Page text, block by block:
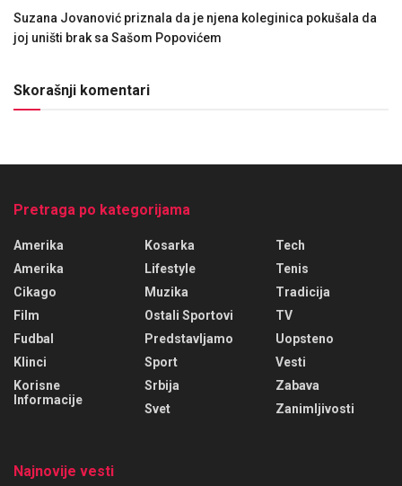
Suzana Jovanović priznala da je njena koleginica pokušala da
joj uništi brak sa Sašom Popovićem
Skorašnji komentari
Pretraga po kategorijama
Amerika
Amerika
Cikago
Film
Fudbal
Klinci
Korisne
Informacije
Kosarka
Lifestyle
Muzika
Ostali Sportovi
Predstavljamo
Sport
Srbija
Svet
Tech
Tenis
Tradicija
TV
Uopsteno
Vesti
Zabava
Zanimljivosti
Najnovije vesti